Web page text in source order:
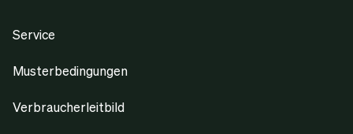
Service
Musterbedingungen
Verbraucherleitbild